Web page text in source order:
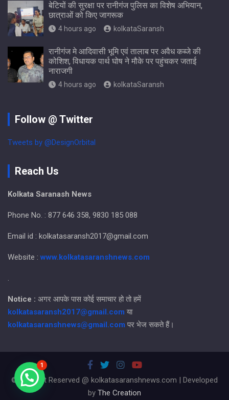
बेटियों की सुरक्षा पर रानीगंज पुलिस का विशेष अभियान,
छात्राओं को किए जागरूक
4 hours ago kolkataSaransh
रानीगंज मे आदिवासी भूमि एवं तालाब पर अवैध कब्जे की
कोशिश, विधायक पार्थ घोष ने मौके पर पहुंचकर जताई
नाराजगी
4 hours ago kolkataSaransh
Follow @ Twitter
Tweets by @DesignOrbital
Reach Us
Kolkata Saranash News
Phone No. : 877 646 358, 9830 185 088
Email id : kolkatasaransh2017@gmail.com
Website : www.kolkatasaranshnews.com
.
Notice : अगर आपके पास कोई समाचार हो तो हमें
kolkatasaransh2017@gmail.com या
kolkatasaranshnews@gmail.com पर भेज सकते हैं।
© All Right Reserved @ kolkatasaranshnews.com | Developed
by The Creation
1